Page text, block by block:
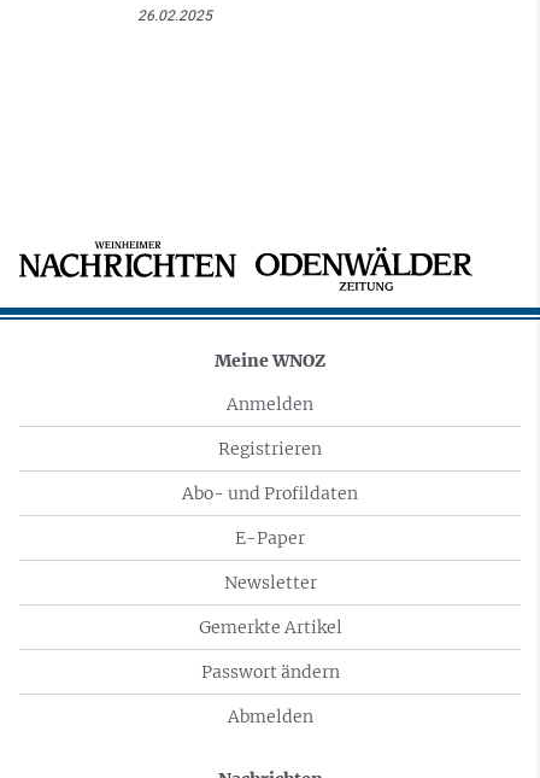
26.02.2025
Meine WNOZ
Anmelden
Registrieren
Abo- und Profildaten
E-Paper
Newsletter
Gemerkte Artikel
Passwort ändern
Abmelden